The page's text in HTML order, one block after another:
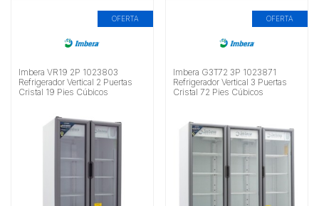
OFERTA
Imbera VR19 2P 1023803
Refrigerador Vertical 2 Puertas
Cristal 19 Pies Cúbicos
OFERTA
Imbera G3T72 3P 1023871
Refrigerador Vertical 3 Puertas
Cristal 72 Pies Cúbicos